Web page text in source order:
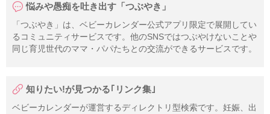
悩みや愚痴を吐き出す「つぶやき」
「つぶやき」は、ベビーカレンダー公式アプリ限定で展開してい
るコミュニティサービスです。他のSNSではつぶやけないことや
同じ育児世代のママ・パパたちとの交流ができるサービスです。
知りたい!が見つかる｢リンク集｣
ベビーカレンダーが運営するディレクトリ型検索です。妊娠、出